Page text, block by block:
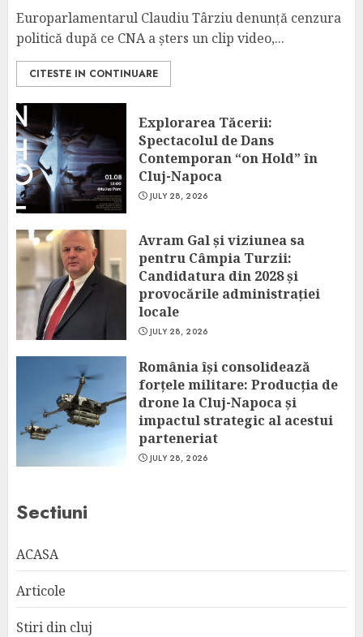
Europarlamentarul Claudiu Târziu denunță cenzura
politică după ce CNA a șters un clip video,...
CITESTE IN CONTINUARE
Explorarea Tăcerii:
Spectacolul de Dans
Contemporan “on Hold” în
Cluj-Napoca
JULY 28, 2026
Avram Gal și viziunea sa
pentru Câmpia Turzii:
Candidatura din 2028 și
provocările administrației
locale
JULY 28, 2026
România își consolidează
forțele militare: Producția de
drone la Cluj-Napoca și
impactul strategic al acestui
parteneriat
JULY 28, 2026
Sectiuni
ACASA
Articole
Stiri din cluj